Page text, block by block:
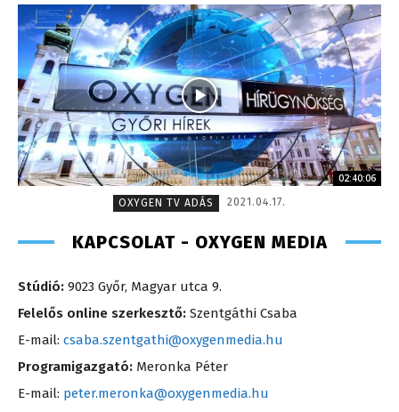
02:40:06
OXYGEN TV ADÁS
2021.04.17.
KAPCSOLAT - OXYGEN MEDIA
Stúdió: 9023 Győr, Magyar utca 9.
Felelős online szerkesztő: Szentgáthi Csaba
E-mail: csaba.szentgathi@oxygenmedia.hu
Programigazgató: Meronka Péter
E-mail: peter.meronka@oxygenmedia.hu